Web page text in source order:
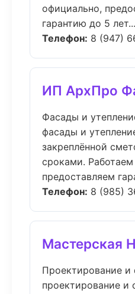
официально,
гарантию до 5
Телефон: 8 (947)
ИП АрхПро
Фасады и
фасады и
закреплённой
сроками.
предоставляем
Телефон: 8 (985)
Мастерская
Проектирование и
проектирование и